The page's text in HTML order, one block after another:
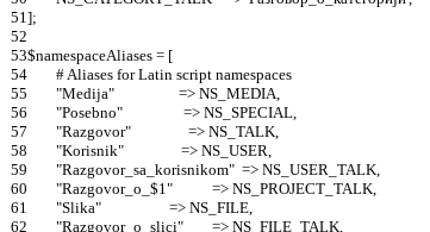
];
$namespaceAliases = [
	# Aliases for Latin script namespaces
	"Medija"                  => NS_MEDIA,
	"Posebno"                 => NS_SPECIAL,
	"Razgovor"                => NS_TALK,
	"Korisnik"                => NS_USER,
	"Razgovor_sa_korisnikom"  => NS_USER_TALK,
	"Razgovor_o_$1"           => NS_PROJECT_TALK,
	"Slika"                   => NS_FILE,
	"Razgovor_o_slici"        => NS_FILE_TALK,